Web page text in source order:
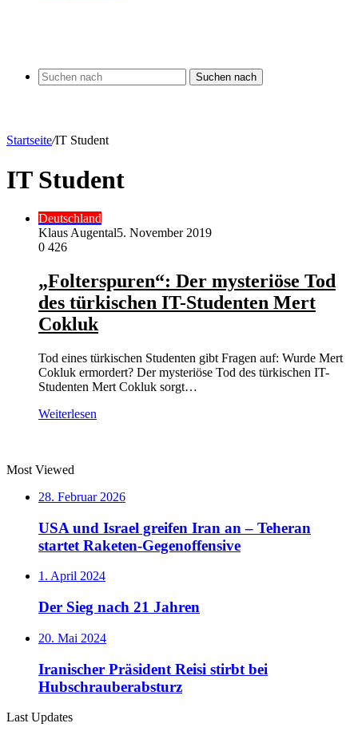
Suchen nach
Startseite/IT Student
IT Student
Deutschland
Klaus Augental5. November 2019
0 426
„Folterspuren“: Der mysteriöse Tod
des türkischen IT-Studenten Mert
Cokluk
Tod eines türkischen Studenten gibt Fragen auf: Wurde Mert
Cokluk ermordert? Der mysteriöse Tod des türkischen IT-
Studenten Mert Cokluk sorgt…
Weiterlesen
Most Viewed
28. Februar 2026
USA und Israel greifen Iran an – Teheran
startet Raketen-Gegenoffensive
1. April 2024
Der Sieg nach 21 Jahren
20. Mai 2024
Iranischer Präsident Reisi stirbt bei
Hubschrauberabsturz
Last Updates